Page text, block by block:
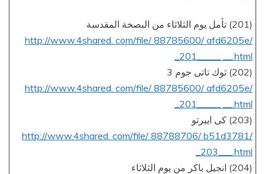
(201) تأمل يوم الثلاثاء من البصخة المقدسة
http://www.4shared. com/file/ 88785600/ afd6205e/
_201_____ __.html
(202) ثوك تاتى جوم 3
http://www.4shared. com/file/ 88785600/ afd6205e/
_201_____ __.html
(203) كى ايبرتو
http://www.4shared. com/file/ 88788706/ b51d3781/
_203___.html
(204) انجيل باكر من يوم الثلاثاء